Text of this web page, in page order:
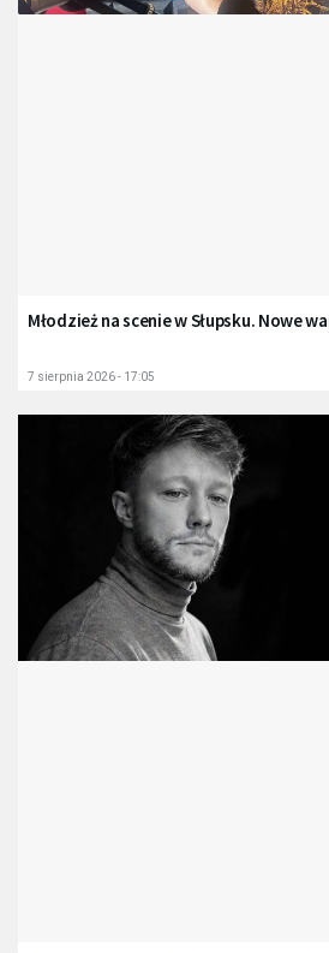
Młodzież na scenie w Słupsku. Nowe
7 sierpnia 2026 - 17:05